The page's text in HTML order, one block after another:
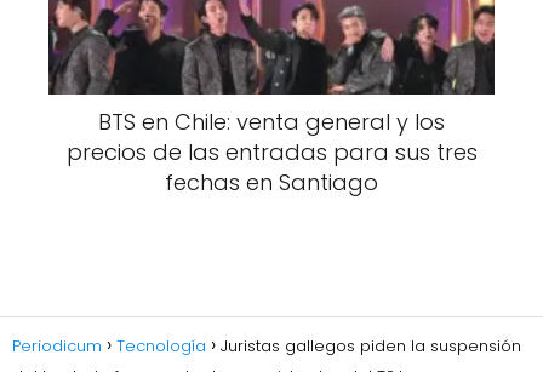
BTS en Chile: venta general y los
precios de las entradas para sus tres
fechas en Santiago
Periodicum Tecnología
Juristas gallegos piden la suspensión